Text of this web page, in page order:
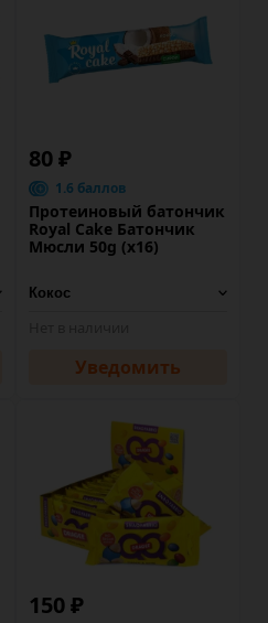
80 ₽
1.6 баллов
Протеиновый батончик
Royal Cake Батончик
Мюсли 50g (х16)
Уведомить
150 ₽